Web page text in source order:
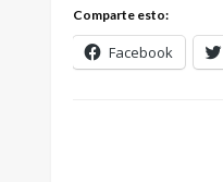
Comparte esto:
Facebook